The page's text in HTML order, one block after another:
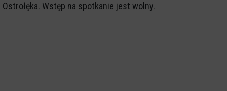
Ostrołęka. Wstęp na spotkanie jest wolny.